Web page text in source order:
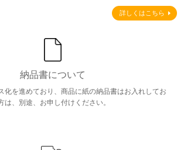
詳しくはこちら
納品書について
化を進めており、商品に紙の納品書はお入れしてお
は、別途、お申し付けください。